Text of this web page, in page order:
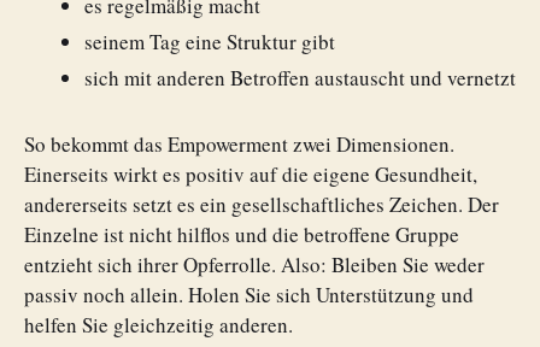
es regelmäßig macht
seinem Tag eine Struktur gibt
sich mit anderen Betroffen austauscht und vernetzt
So bekommt das Empowerment zwei Dimensionen.
Einerseits wirkt es positiv auf die eigene Gesundheit,
andererseits setzt es ein gesellschaftliches Zeichen. Der
Einzelne ist nicht hilflos und die betroffene Gruppe
entzieht sich ihrer Opferrolle. Also: Bleiben Sie weder
passiv noch allein. Holen Sie sich Unterstützung und
helfen Sie gleichzeitig anderen.